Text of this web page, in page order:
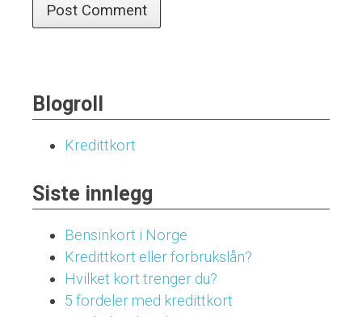
Blogroll
Kredittkort
Siste innlegg
Bensinkort i Norge
Kredittkort eller forbrukslån?
Hvilket kort trenger du?
5 fordeler med kredittkort